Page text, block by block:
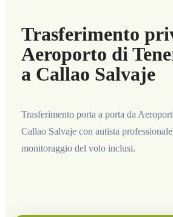
Trasferimento
Aeroporto di
a Callao Salvaje
Trasferimento porta a porta da
Callao Salvaje con autista
monitoraggio del volo inclusi.